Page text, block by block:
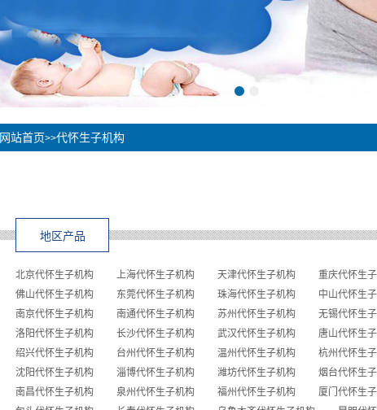
网站首页>>代怀生子机构
地区产品
北京代怀生子机构 上海代怀生子机构 天津代怀生子机构 重庆代怀生
佛山代怀生子机构
东莞代怀生子机构 珠海代怀生子机构 中山代怀生
南京代怀生子机构
南通代怀生子机构 苏州代怀生子机构 无锡代怀生
洛阳代怀生子机构
长沙代怀生子机构 武汉代怀生子机构 唐山代怀生
绍兴代怀生子机构
台州代怀生子机构 温州代怀生子机构 杭州代怀生
沈阳代怀生子机构
淄博代怀生子机构 潍坊代怀生子机构 烟台代怀生
南昌代怀生子机构
泉州代怀生子机构 福州代怀生子机构 厦门代怀生